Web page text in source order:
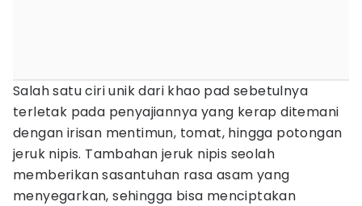
Salah satu ciri unik dari khao pad sebetulnya
terletak pada penyajiannya yang kerap ditemani
dengan irisan mentimun, tomat, hingga potongan
jeruk nipis. Tambahan jeruk nipis seolah
memberikan sasantuhan rasa asam yang
menyegarkan, sehingga bisa menciptakan